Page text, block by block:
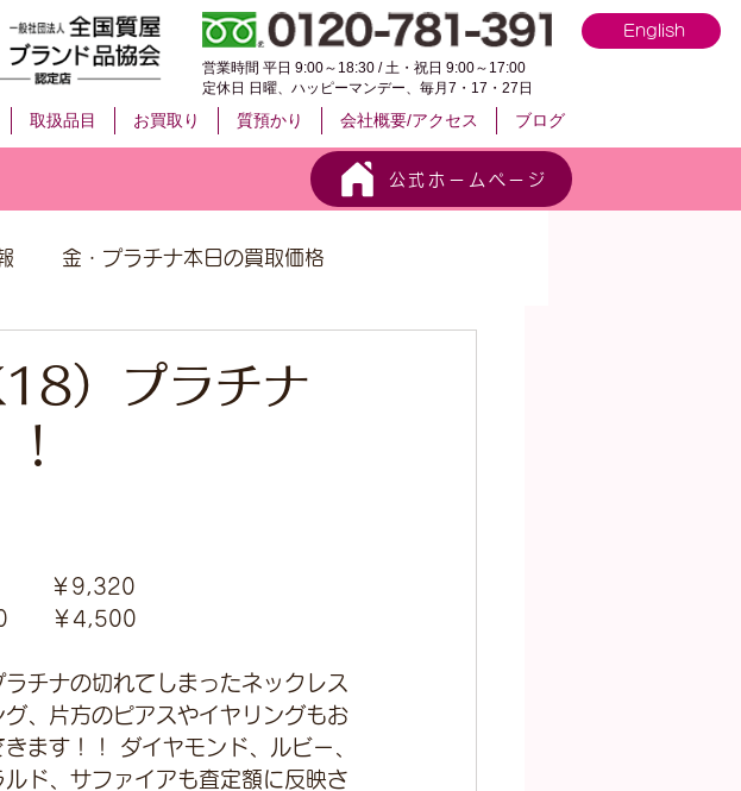
English
営業時間 平日 9:00～18:30 / 土・祝日 9:00～17:00
定休日 日曜、ハッピーマンデー、毎月7・17・27日
取扱品目 お買取り 質預かり 会社概要/アクセス ブログ
公式ホームページ
金・プラチナ本日の買取価格
）プラチナ
　　￥9,320
　　￥4,500
ラチナの切れてしまったネックレス
グ、片方のピアスやイヤリングもお
きます！！ ダイヤモンド、ルビー、
ルド、サファイアも査定額に反映さ